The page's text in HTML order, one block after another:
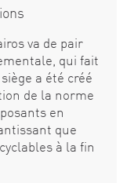
va de pair
qui fait
a été créé
de la norme
en
que
à la fin